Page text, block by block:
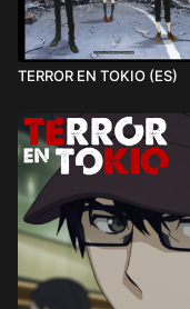
TERROR EN TOKIO (ES)